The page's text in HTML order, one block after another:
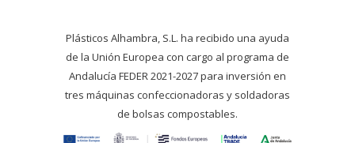
Plásticos Alhambra, S.L. ha recibido una ayuda
de la Unión Europea con cargo al programa de
Andalucía FEDER 2021-2027 para inversión en
tres máquinas confeccionadoras y soldadoras
de bolsas compostables.